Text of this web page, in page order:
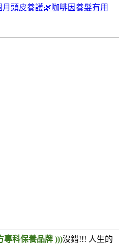
頭皮養護🌿咖啡因養髮有用
專科保養品牌 )))沒錯!!! 人生的